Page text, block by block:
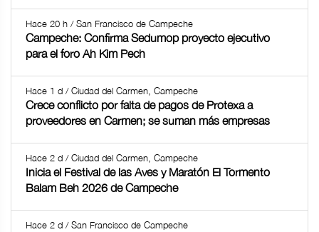
Hace 20 h / San Francisco de Campeche
Campeche: Confirma Sedumop proyecto ejecutivo
para el foro Ah Kim Pech
Hace 1 d / Ciudad del Carmen, Campeche
Crece conflicto por falta de pagos de Protexa a
proveedores en Carmen; se suman más empresas
Hace 2 d / Ciudad del Carmen, Campeche
Inicia el Festival de las Aves y Maratón El Tormento
Balam Beh 2026 de Campeche
Hace 2 d / San Francisco de Campeche